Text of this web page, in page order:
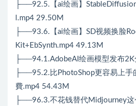
├──92.5.【ai绘画】
l.mp4 29.50M
├──93.6.【ai绘画】SD视频换脸
Kit+EbSynth.mp4 49.13M
├──94.1.AdobeAI绘画模型发布
├──95.2.比PhotoShop更容易上手
費.mp4 54.43M
├──96.3.不花钱替代Midjourney这